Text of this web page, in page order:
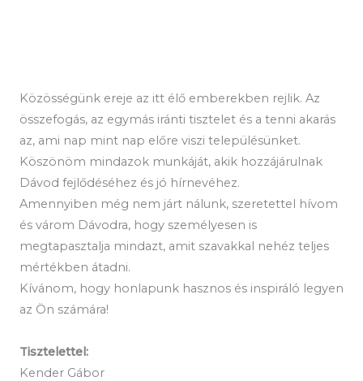
Közösségünk ereje az itt élő emberekben rejlik. Az
összefogás, az egymás iránti tisztelet és a tenni akarás
az, ami nap mint nap előre viszi településünket.
Köszönöm mindazok munkáját, akik hozzájárulnak
Dávod fejlődéséhez és jó hírnevéhez.
Amennyiben még nem járt nálunk, szeretettel hívom
és várom Dávodra, hogy személyesen is
megtapasztalja mindazt, amit szavakkal nehéz teljes
mértékben átadni.
Kívánom, hogy honlapunk hasznos és inspiráló legyen
az Ön számára!
Tisztelettel:
Kender Gábor